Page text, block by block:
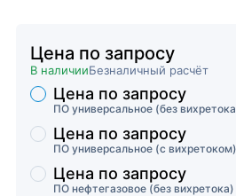
Цена по запросу
В наличииБезналичный расчёт
Торговые предложения
ПО универсальное (без
Цена по запросу
ПО универсальное (с вихретоком)
Цена по запросу
ПО нефтегазовое (без вихретока)
Цена по запросу